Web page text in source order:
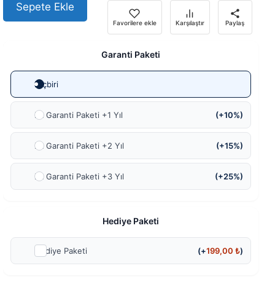
Sepete Ekle
Favorilere ekle Karşılaştır Paylaş
Garanti Paketi
Hiçbiri
Ek Garanti Paketi +1 Yıl (+10%)
Ek Garanti Paketi +2 Yıl (+15%)
Ek Garanti Paketi +3 Yıl (+25%)
Hediye Paketi
Hediye Paketi (+199,00₺)